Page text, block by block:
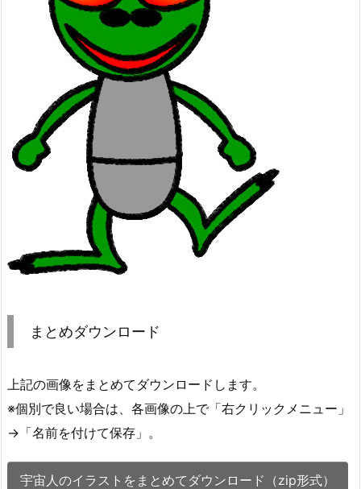
まとめダウンロード
上記の画像をまとめてダウンロードします。
※個別で良い場合は、各画像の上で「右クリックメニュー」
→「名前を付けて保存」。
宇宙人のイラストをまとめてダウンロード（zip形式）